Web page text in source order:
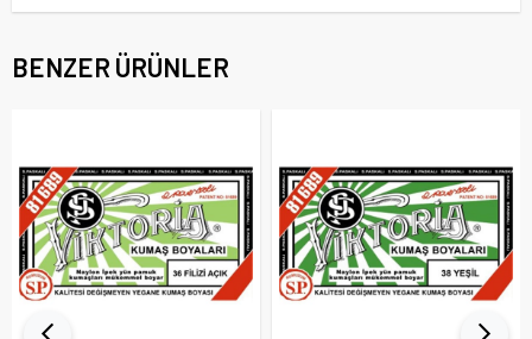
BENZER ÜRÜNLER